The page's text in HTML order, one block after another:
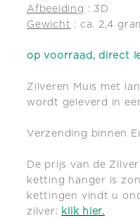
Afbeelding : 3D
Gewicht : ca. 2,4
op voorraad, direct
Zilveren Muis met
wordt geleverd in
Verzending binnen
De prijs van de
ketting hanger is
kettingen vindt u
zilver: klik hier.